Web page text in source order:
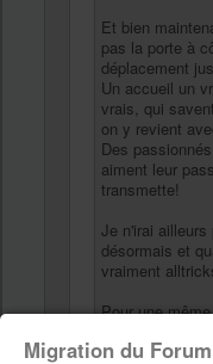
Migration du
Et bien
pas la porte à
déplacement
Un accueil un
vrais, qui
on y revient
Des
aiment leur
transmette!
Je n'irai ailleurs
désormais et
vraiment
Pour une
même d'un